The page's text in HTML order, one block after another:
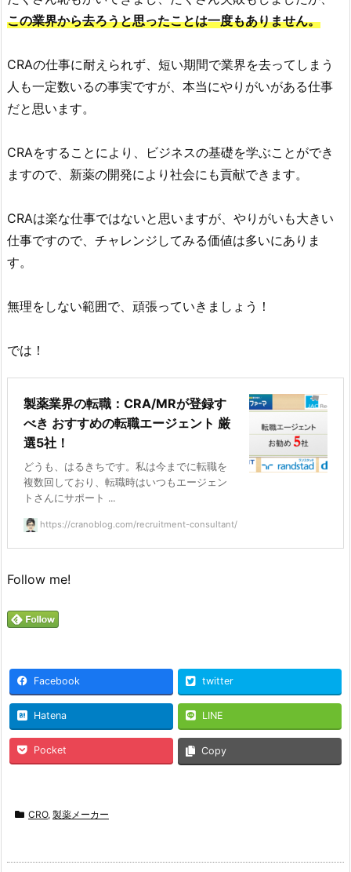
この業界から去ろうと思ったことは一度もありません。
CRAの仕事に耐えられず、短い期間で業界を去ってしまう
人も一定数いるの事実ですが、本当にやりがいがある仕事
だと思います。
CRAをすることにより、ビジネスの基礎を学ぶことができ
ますので、新薬の開発により社会にも貢献できます。
CRAは楽な仕事ではないと思いますが、やりがいも大きい
仕事ですので、チャレンジしてみる価値は多いにありま
す。
無理をしない範囲で、頑張っていきましょう！
では！
製薬業界の転職：CRA/MRが登録す
べき おすすめの転職エージェント 厳
選5社！
どうも、はるきちです。私は今までに転職を
複数回しており、転職時はいつもエージェン
トさんにサポート ...
https://cranoblog.com/recruitment-consultant/
Follow me!
Facebook twitter
Hatena LINE
Pocket Copy
CRO, 製薬メーカー